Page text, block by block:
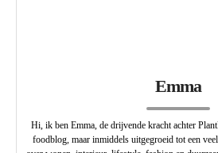
Emma
Hi, ik ben Emma, de drijvende kracht achter
foodblog, maar inmiddels uitgegroeid tot een